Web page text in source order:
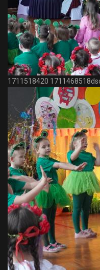
1711518420